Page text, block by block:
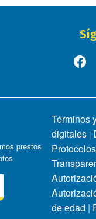
prestos
Términos
digitales |
de edad |